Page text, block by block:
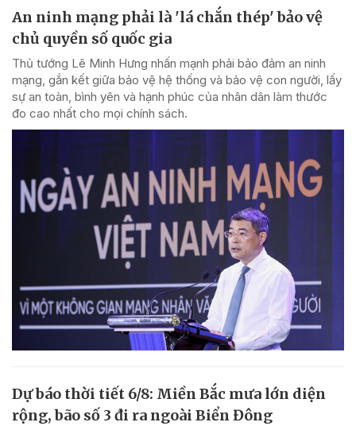
An ninh mạng phải là 'lá chắn thép' bảo vệ
chủ quyền số quốc gia
Thủ tướng Lê Minh Hưng nhấn mạnh phải bảo đảm an ninh
mạng, gắn kết giữa bảo vệ hệ thống và bảo vệ con người, lấy
sự an toàn, bình yên và hạnh phúc của nhân dân làm thước
đo cao nhất cho mọi chính sách.
Dự báo thời tiết 6/8: Miền Bắc mưa lớn diện
rộng, bão số 3 đi ra ngoài Biển Đông